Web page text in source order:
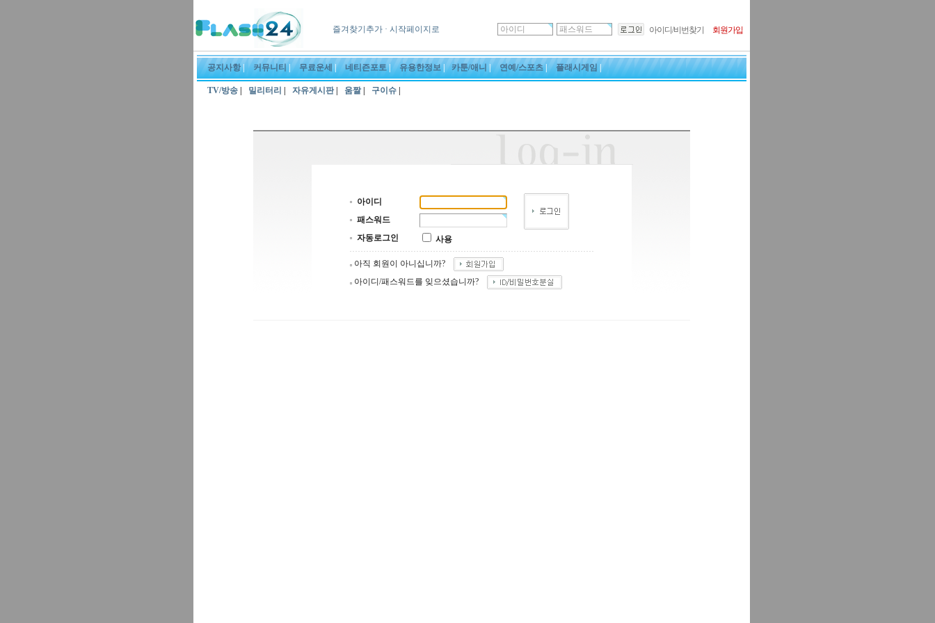
즐겨찾기추가 · 시작페이지로 아이디/비번찾기 회원가입
공지사항| 커뮤니티| 무료운세 |네티즌포토|유용한정보|카툰/애니 |연예/스포츠| 플래시게임 |
TV/방송| 밀리터리 자유게시판| 움짤| 구이슈|
아이디
패스워드
자동로그인
사용
아직 회원이 아니십니까?
아이디/패스워드를 잊으셨습니까?